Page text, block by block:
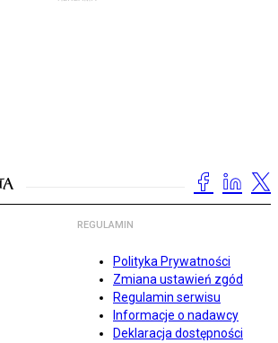
REGULAMIN
Polityka Prywatności
Zmiana ustawień zgód
Regulamin serwisu
Informacje o nadawcy
Deklaracja dostępności